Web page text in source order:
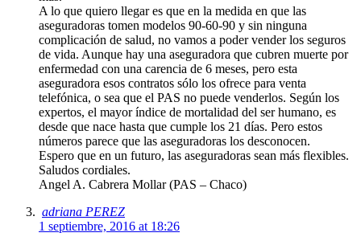
A lo que quiero llegar es que en la medida en que las
aseguradoras tomen modelos 90-60-90 y sin ninguna
complicación de salud, no vamos a poder vender los seguros
de vida. Aunque hay una aseguradora que cubren muerte por
enfermedad con una carencia de 6 meses, pero esta
aseguradora esos contratos sólo los ofrece para venta
telefónica, o sea que el PAS no puede venderlos. Según los
expertos, el mayor índice de mortalidad del ser humano, es
desde que nace hasta que cumple los 21 días. Pero estos
números parece que las aseguradoras los desconocen.
Espero que en un futuro, las aseguradoras sean más flexibles.
Saludos cordiales.
Angel A. Cabrera Mollar (PAS – Chaco)
adriana PEREZ
1 septiembre, 2016 at 18:26